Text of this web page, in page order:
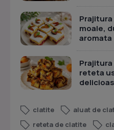
moale,
aromata
reteta
clatite aluat de
reteta de clatite